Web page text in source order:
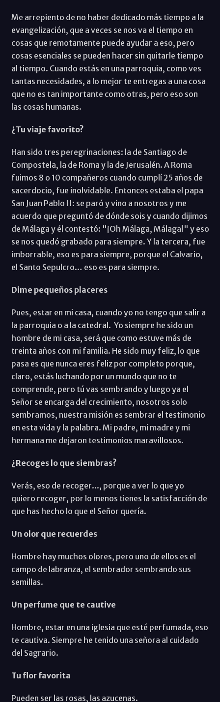
Me arrepiento de no haber dedicado más tiempo a la
evangelización, que a veces se nos va el tiempo en
cosas que remotamente puede ayudar a eso, pero
cosas esenciales se pueden hacer sin quitarle tiempo
al tiempo. Cuando estás en una parroquia, como ves
tantas necesidades, a lo mejor te entregas a una cosa
que no es tan importante como otras, pero eso son
las cosas humanas.
¿Tu viaje favorito?
Han sido tres peregrinaciones: la de Santiago de
Compostela, la de Roma y la de Jerusalén. A Roma
fuimos 8 o 10 compañeros cuando cumplí 25 años de
sacerdocio, fue inolvidable. Entonces estaba el papa
San Juan Pablo II: se paró y vino a nosotros y me
acuerdo que preguntó de dónde sois y cuando dijimos
de Málaga y él contestó: "¡Oh Málaga, Málaga!" y eso
se nos quedó grabado para siempre. Y la tercera, fue
imborrable, eso es para siempre, porque el Calvario,
el Santo Sepulcro… eso es para siempre.
Dime pequeños placeres
Pues, estar en mi casa, cuando yo no tengo que salir a
la parroquia o a la catedral. Yo siempre he sido un
hombre de mi casa, será que como estuve más de
treinta años con mi familia. He sido muy feliz, lo que
pasa es que nunca eres feliz por completo porque,
claro, estás luchando por un mundo que no te
comprende, pero tú vas sembrando y luego ya el
Señor se encarga del crecimiento, nosotros solo
sembramos, nuestra misión es sembrar el testimonio
en esta vida y la palabra. Mi padre, mi madre y mi
hermana me dejaron testimonios maravillosos.
¿Recoges lo que siembras?
Verás, eso de recoger..., porque a ver lo que yo
quiero recoger, por lo menos tienes la satisfacción de
que has hecho lo que el Señor quería.
Un olor que recuerdes
Hombre hay muchos olores, pero uno de ellos es el
campo de labranza, el sembrador sembrando sus
semillas.
Un perfume que te cautive
Hombre, estar en una iglesia que esté perfumada, eso
te cautiva. Siempre he tenido una señora al cuidado
del Sagrario.
Tu flor favorita
Pueden ser las rosas, las azucenas.